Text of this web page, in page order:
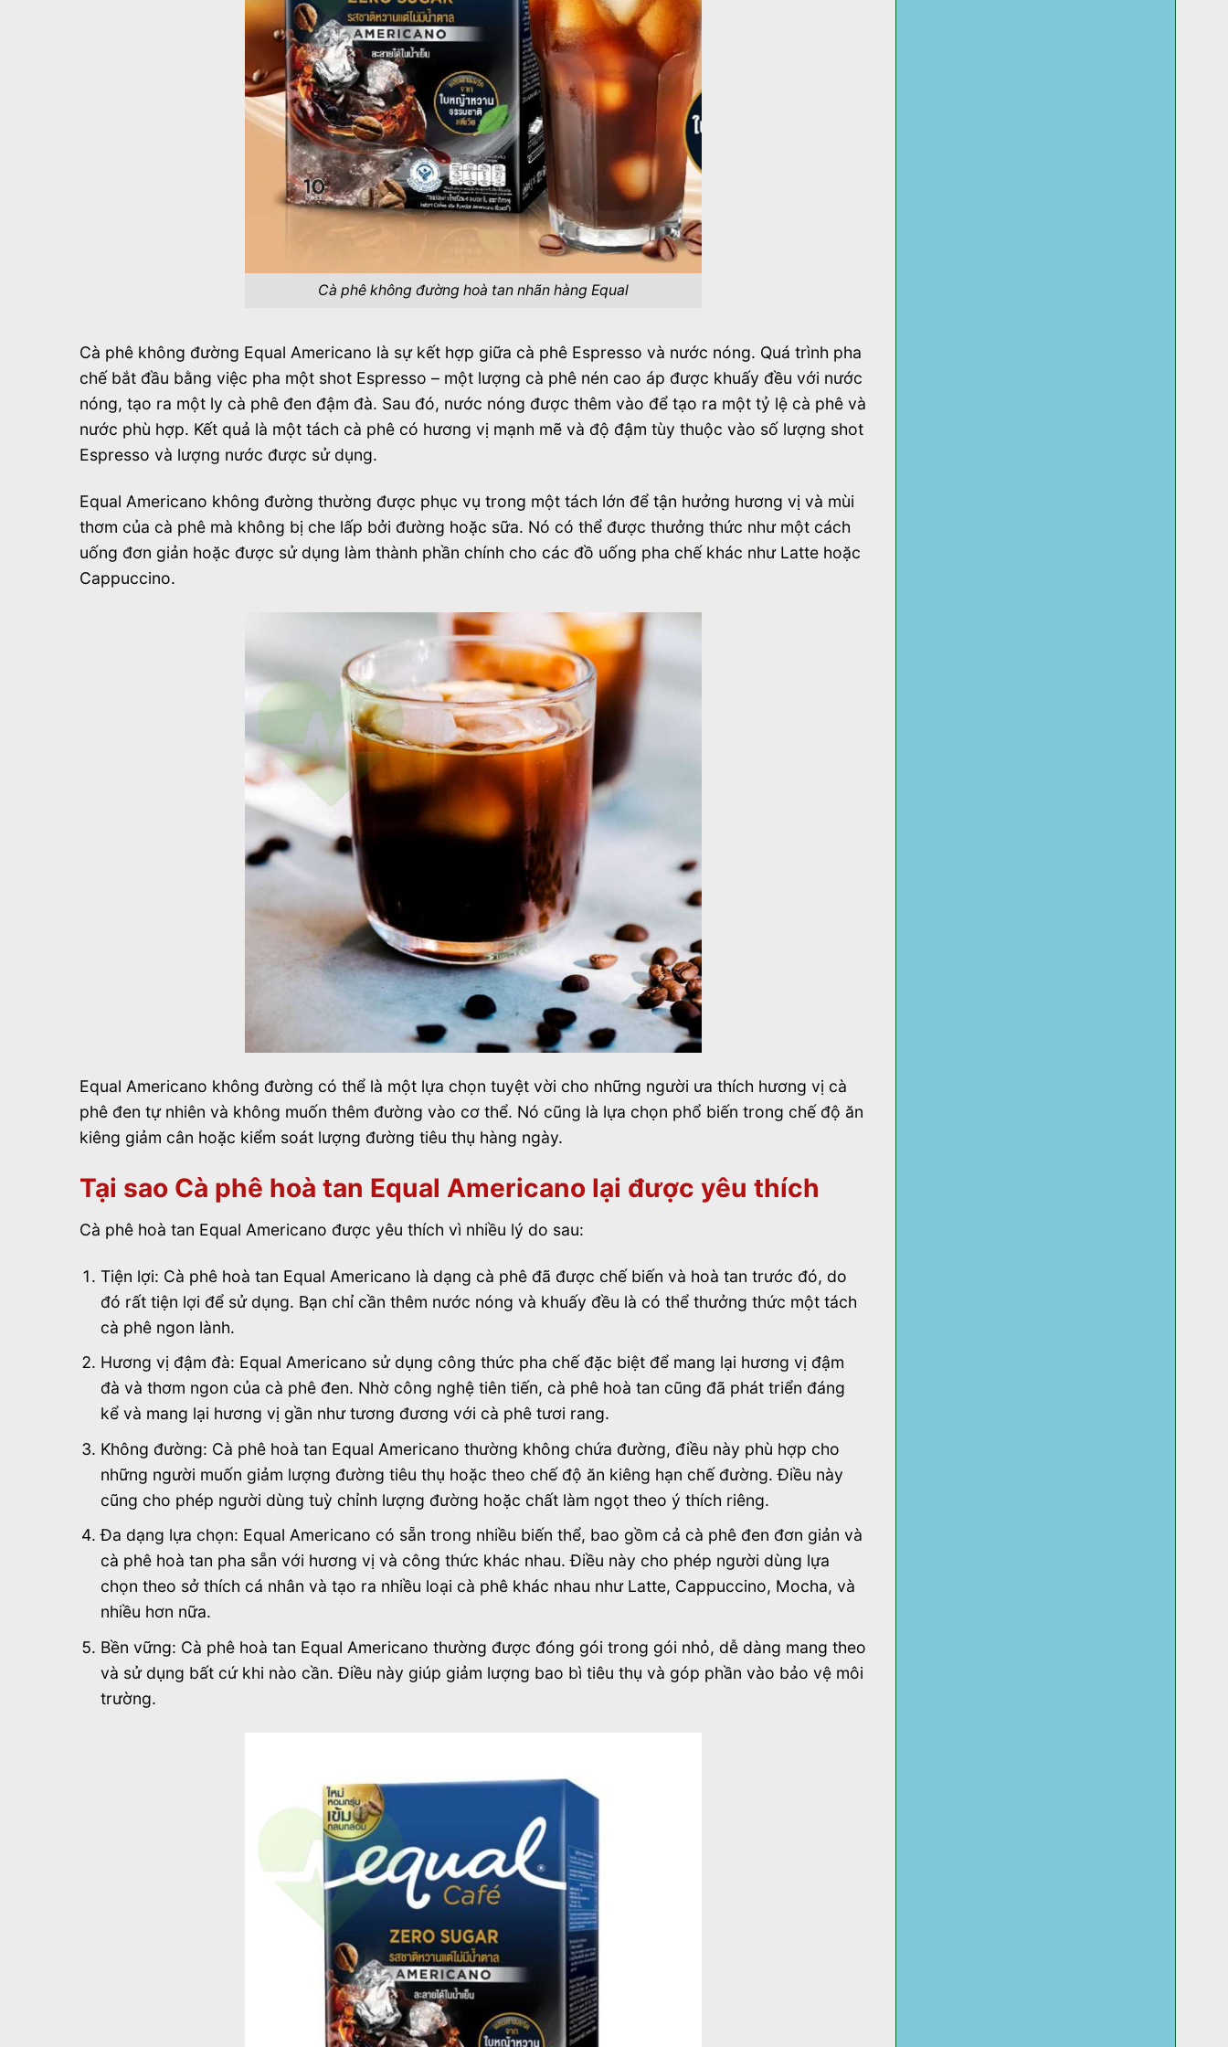
Cà phê không đường hoà tan nhãn hàng Equal
Cà phê không đường Equal Americano là sự kết hợp giữa cà phê Espresso và nước nóng. Quá trình pha
chế bắt đầu bằng việc pha một shot Espresso – một lượng cà phê nén cao áp được khuấy đều với nước
nóng, tạo ra một ly cà phê đen đậm đà. Sau đó, nước nóng được thêm vào để tạo ra một tỷ lệ cà phê và
nước phù hợp. Kết quả là một tách cà phê có hương vị mạnh mẽ và độ đậm tùy thuộc vào số lượng shot
Espresso và lượng nước được sử dụng.
Equal Americano không đường thường được phục vụ trong một tách lớn để tận hưởng hương vị và mùi
thơm của cà phê mà không bị che lấp bởi đường hoặc sữa. Nó có thể được thưởng thức như một cách
uống đơn giản hoặc được sử dụng làm thành phần chính cho các đồ uống pha chế khác như Latte hoặc
Cappuccino.
Equal Americano không đường có thể là một lựa chọn tuyệt vời cho những người ưa thích hương vị cà
phê đen tự nhiên và không muốn thêm đường vào cơ thể. Nó cũng là lựa chọn phổ biến trong chế độ ăn
kiêng giảm cân hoặc kiểm soát lượng đường tiêu thụ hàng ngày.
Tại sao Cà phê hoà tan Equal Americano lại được yêu thích
Cà phê hoà tan Equal Americano được yêu thích vì nhiều lý do sau:
Tiện lợi: Cà phê hoà tan Equal Americano là dạng cà phê đã được chế biến và hoà tan trước đó, do
đó rất tiện lợi để sử dụng. Bạn chỉ cần thêm nước nóng và khuấy đều là có thể thưởng thức một tách
cà phê ngon lành.
Hương vị đậm đà: Equal Americano sử dụng công thức pha chế đặc biệt để mang lại hương vị đậm
đà và thơm ngon của cà phê đen. Nhờ công nghệ tiên tiến, cà phê hoà tan cũng đã phát triển đáng
kể và mang lại hương vị gần như tương đương với cà phê tươi rang.
Không đường: Cà phê hoà tan Equal Americano thường không chứa đường, điều này phù hợp cho
những người muốn giảm lượng đường tiêu thụ hoặc theo chế độ ăn kiêng hạn chế đường. Điều này
cũng cho phép người dùng tuỳ chỉnh lượng đường hoặc chất làm ngọt theo ý thích riêng.
Đa dạng lựa chọn: Equal Americano có sẵn trong nhiều biến thể, bao gồm cả cà phê đen đơn giản và
cà phê hoà tan pha sẵn với hương vị và công thức khác nhau. Điều này cho phép người dùng lựa
chọn theo sở thích cá nhân và tạo ra nhiều loại cà phê khác nhau như Latte, Cappuccino, Mocha, và
nhiều hơn nữa.
Bền vững: Cà phê hoà tan Equal Americano thường được đóng gói trong gói nhỏ, dễ dàng mang theo
và sử dụng bất cứ khi nào cần. Điều này giúp giảm lượng bao bì tiêu thụ và góp phần vào bảo vệ môi
trường.